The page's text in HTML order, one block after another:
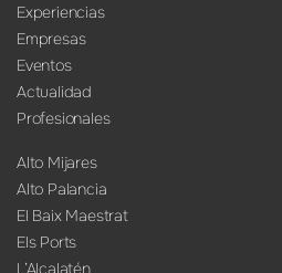
Experiencias
Empresas
Eventos
Actualidad
Profesionales
Alto Mijares
Alto Palancia
El Baix Maestrat
Els Ports
L’Alcalatén